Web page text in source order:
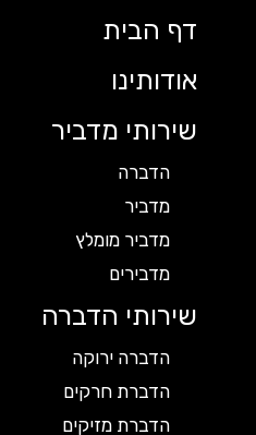
דף הבית
אודותינו
שירותי מדביר
הדברה
מדביר
מדביר מומלץ
מדבירים
שירותי הדברה
הדברה ירוקה
הדברת חרקים
הדברת מזיקים